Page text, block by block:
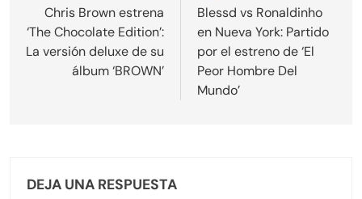
de
entradas
Chris Brown estrena
‘The Chocolate Edition’:
La versión deluxe de su
álbum ‘BROWN’
Blessd vs Ronaldinho
en Nueva York: Partido
por el estreno de ‘El
Peor Hombre Del
Mundo’
DEJA UNA RESPUESTA